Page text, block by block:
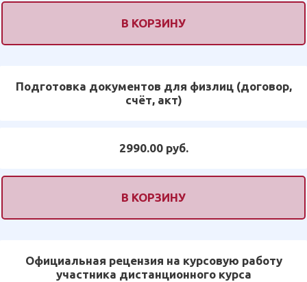
В КОРЗИНУ
Подготовка документов для физлиц (договор,
счёт, акт)
2990.00 руб.
В КОРЗИНУ
Официальная рецензия на курсовую работу
участника дистанционного курса